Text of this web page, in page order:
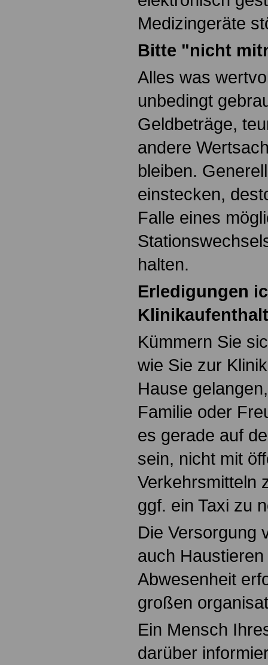
Medizingeräte
Bitte "nicht
Alles was
unbedingt
Geldbeträge,
andere
bleiben.
einstecken,
Falle eines
halten.
Erledigungen
Klinikaufenthalt
Kümmern Sie
wie Sie zur
Hause
Familie oder
es gerade auf
sein, nicht mit
Verkehrsmitteln
ggf. ein Taxi zu
Die Versorgung
auch
Abwesenheit
großen
Ein Mensch
darüber